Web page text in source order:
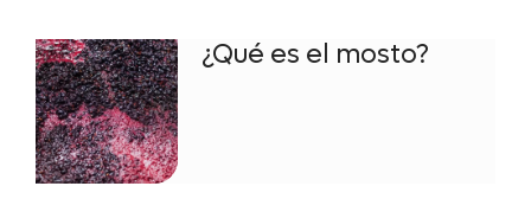
¿Qué es el mosto?